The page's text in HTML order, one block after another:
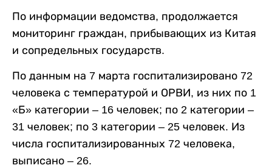
По информации ведомства, продолжается
мониторинг граждан, прибывающих из Китая
и сопредельных государств.
По данным на 7 марта госпитализировано 72
человека с температурой и ОРВИ, из них по 1
«Б» категории – 16 человек; по 2 категории –
31 человек; по 3 категории – 25 человек. Из
числа госпитализированных 72 человека,
выписано – 26.